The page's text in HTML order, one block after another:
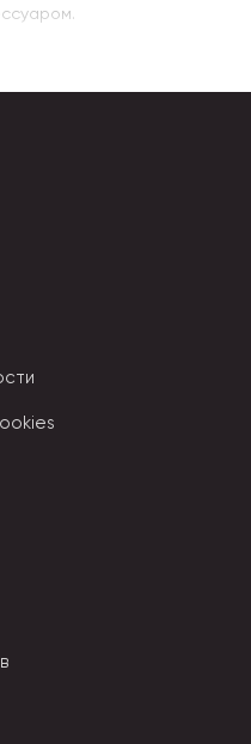
таблицей умножения и
безгранична. Есть и
плохим зрением.
героев. Для них